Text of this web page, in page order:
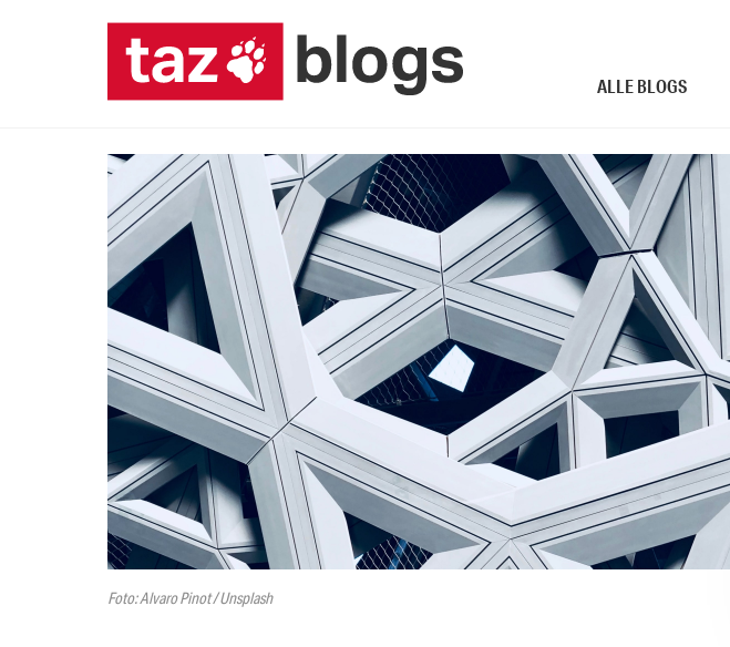
ALLE BLOGS
Foto: Alvaro Pinot / Unsplash